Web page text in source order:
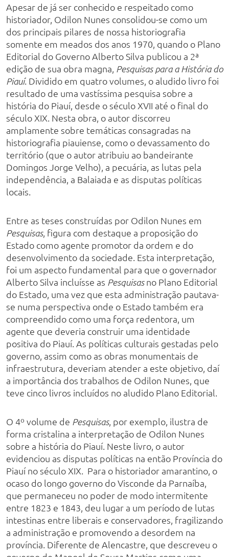
Apesar de já ser conhecido e respeitado como
historiador, Odilon Nunes consolidou-se como um
dos principais pilares de nossa historiografia
somente em meados dos anos 1970, quando o Plano
Editorial do Governo Alberto Silva publicou a 2ª
edição de sua obra magna, Pesquisas para a História do
Piauí. Dividido em quatro volumes, o aludido livro foi
resultado de uma vastíssima pesquisa sobre a
história do Piauí, desde o século XVII até o final do
século XIX. Nesta obra, o autor discorreu
amplamente sobre temáticas consagradas na
historiografia piauiense, como o devassamento do
território (que o autor atribuiu ao bandeirante
Domingos Jorge Velho), a pecuária, as lutas pela
independência, a Balaiada e as disputas políticas
locais.
Entre as teses construídas por Odilon Nunes em
Pesquisas, figura com destaque a proposição do
Estado como agente promotor da ordem e do
desenvolvimento da sociedade. Esta interpretação,
foi um aspecto fundamental para que o governador
Alberto Silva incluísse as Pesquisasno Plano Editorial
do Estado, uma vez que esta administração pautava-
se numa perspectiva onde o Estado também era
compreendido como uma força redentora, um
agente que deveria construir uma identidade
positiva do Piauí. As políticas culturais gestadas pelo
governo, assim como as obras monumentais de
infraestrutura, deveriam atender a este objetivo, daí
a importância dos trabalhos de Odilon Nunes, que
teve cinco livros incluídos no aludido Plano Editorial.
O 4º volume de Pesquisas, por exemplo, ilustra de
forma cristalina a interpretação de Odilon Nunes
sobre a história do Piauí. Neste livro, o autor
evidenciou as disputas políticas na então Província do
Piauí no século XIX. Para o historiador amarantino, o
ocaso do longo governo do Visconde da Parnaíba,
que permaneceu no poder de modo intermitente
entre 1823 e 1843, deu lugar a um período de lutas
intestinas entre liberais e conservadores, fragilizando
a administração e promovendo a desordem na
província. Diferente de Alencastre, que descreveu o